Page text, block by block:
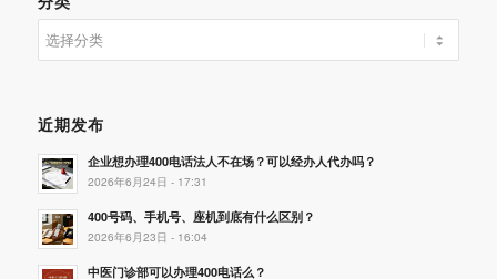
类
近期发布
企业想办理400电话法人不在场？可以经办人代办吗？
2026年6月24日 - 17:31
400号码、手机号、座机到底有什么区别？
2026年6月23日 - 16:04
中医门诊部可以办理400电话么？